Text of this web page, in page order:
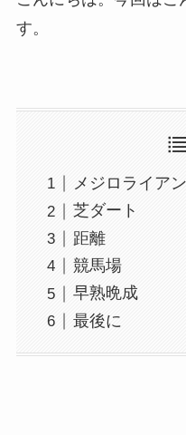
す。
メジロライア
芝ダート
距離
競馬場
早熟晩成
最後に